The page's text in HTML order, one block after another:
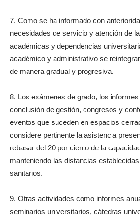
7. Como se ha informado con
necesidades de servicio y atención de
académicas y dependencias
académico y administrativo se
de manera gradual y progresiva.
8. Los exámenes de grado, los
conclusión de gestión, congresos y
eventos que suceden en espacios
considere pertinente la asistencia
rebasar del 20 por ciento de la
manteniendo las distancias
sanitarios.
9. Otras actividades como informes
seminarios universitarios, cátedras